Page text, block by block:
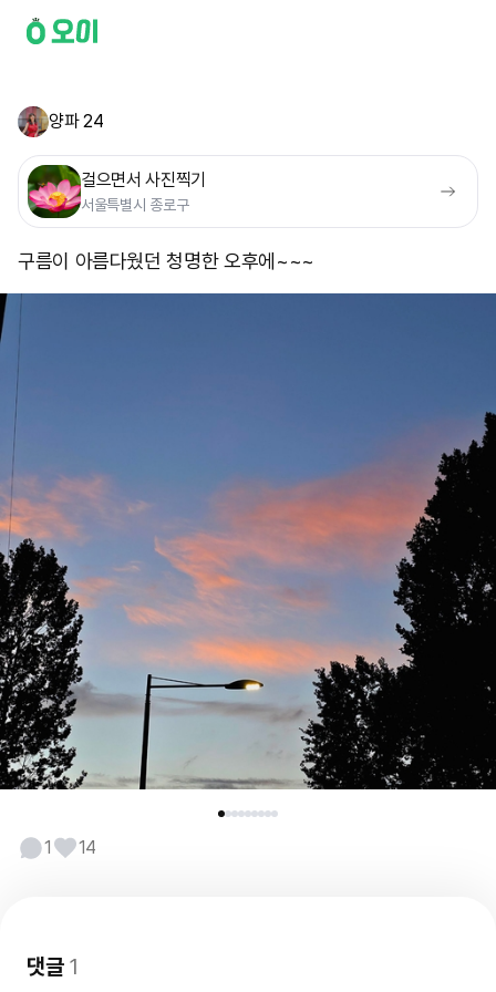
양파 24
걸으면서 사진찍기
서울특별시 종로구
구름이 아름다웠던 청명한 오후에~~~
1 14
댓글1